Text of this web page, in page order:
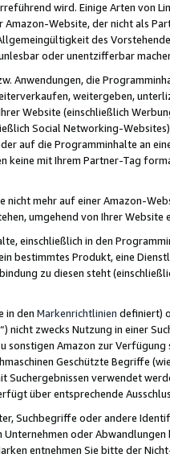
wird. Einige Arten von
Website, der nicht als
des
oder unentzifferbar
Anwendungen, die
weitergeben,
Website (einschließlich
Social Networking-
auf die Programminhalte an
keine mit Ihrem Partner-Tag
nicht mehr auf einer Amazon-
umgehend von Ihrer
einschließlich in den
bestimmtes Produkt, eine
zu diesen steht
in den Markenrichtlinien definiert)
nicht zwecks Nutzung in einer
sonstigen Amazon zur
Geschützte Begriffe
Suchergebnissen verwendet
über entsprechende
Suchbegriffe oder andere
Unternehmen oder
entnehmen Sie bitte der